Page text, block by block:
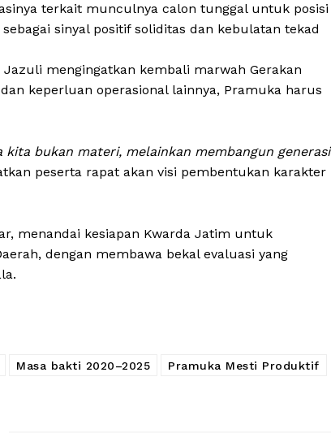
terkait munculnya calon tunggal untuk posisi
sinyal positif soliditas dan kebulatan tekad
mengingatkan kembali marwah Gerakan
keperluan operasional lainnya, Pramuka harus
kita bukan materi, melainkan membangun generasi
peserta rapat akan visi pembentukan karakter
menandai kesiapan Kwarda Jatim untuk
dengan membawa bekal evaluasi yang
Masa bakti 2020–2025
Pramuka Mesti Produktif